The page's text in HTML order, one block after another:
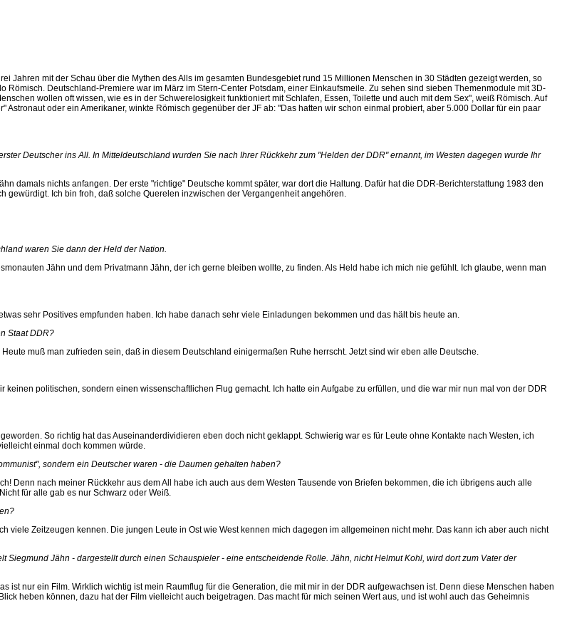
Jahren mit der Schau über die Mythen des Alls im gesamten Bundesgebiet rund 15 Millionen Menschen in 30 Städten gezeigt werden, so
Deutschland-Premiere war im März im Stern-Center Potsdam, einer Einkaufsmeile. Zu sehen sind sieben Themenmodule mit 3D-
wollen oft wissen, wie es in der Schwerelosigkeit funktioniert mit Schlafen, Essen, Toilette und auch mit dem Sex", weiß Römisch. Auf
oder ein Amerikaner, winkte Römisch gegenüber der JF ab: "Das hatten wir schon einmal probiert, aber 5.000 Dollar für ein paar
Deutscher ins All. In Mitteldeutschland wurden Sie nach Ihrer Rückkehr zum "Helden der DDR" ernannt, im Westen dagegen wurde Ihr
damals nichts anfangen. Der erste "richtige" Deutsche kommt später, war dort die Haltung. Dafür hat die DDR-Berichterstattung 1983 den
gewürdigt. Ich bin froh, daß solche Querelen inzwischen der Vergangenheit angehören.
waren Sie dann der Held der Nation.
Jähn und dem Privatmann Jähn, der ich gerne bleiben wollte, zu finden. Als Held habe ich mich nie gefühlt. Ich glaube, wenn man
sehr Positives empfunden haben. Ich habe danach sehr viele Einladungen bekommen und das hält bis heute an.
Staat DDR?
muß man zufrieden sein, daß in diesem Deutschland einigermaßen Ruhe herrscht. Jetzt sind wir eben alle Deutsche.
politischen, sondern einen wissenschaftlichen Flug gemacht. Ich hatte ein Aufgabe zu erfüllen, und die war mir nun mal von der DDR
So richtig hat das Auseinanderdividieren eben doch nicht geklappt. Schwierig war es für Leute ohne Kontakte nach Westen, ich
einmal doch kommen würde.
sondern ein Deutscher waren - die Daumen gehalten haben?
Denn nach meiner Rückkehr aus dem All habe ich auch aus dem Westen Tausende von Briefen bekommen, die ich übrigens auch alle
für alle gab es nur Schwarz oder Weiß.
viele Zeitzeugen kennen. Die jungen Leute in Ost wie West kennen mich dagegen im allgemeinen nicht mehr. Das kann ich aber auch nicht
Jähn - dargestellt durch einen Schauspieler - eine entscheidende Rolle. Jähn, nicht Helmut Kohl, wird dort zum Vater der
ist nur ein Film. Wirklich wichtig ist mein Raumflug für die Generation, die mit mir in der DDR aufgewachsen ist. Denn diese Menschen haben
heben können, dazu hat der Film vielleicht auch beigetragen. Das macht für mich seinen Wert aus, und ist wohl auch das Geheimnis